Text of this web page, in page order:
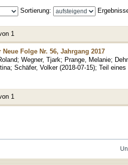
Sortierung:
1
Folge Nr. 56, Jahrgang 2017
; Wegner, Tjark; Prange, Melanie;
; Schäfer, Volker (2018-07-15); Teil eines
1